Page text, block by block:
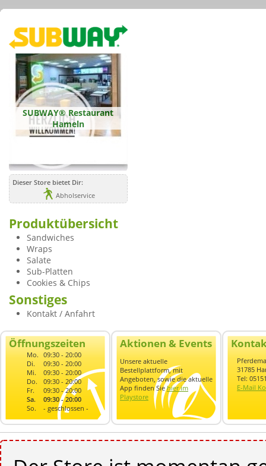
SUBWAY® Restaurant
Hameln
Dieser Store bietet Dir:
Abholservice
Produktübersicht
Sandwiches
Wraps
Salate
Sub-Platten
Cookies & Chips
Sonstiges
Kontakt / Anfahrt
Öffnungszeiten
Mo. 09:30 - 20:00
Di.
09:30 - 20:00
Mi.
09:30 - 20:00
Do.
09:30 - 20:00
Fr.
09:30 - 20:00
Sa.
09:30 - 20:00
So.
- geschlossen -
Aktionen & Events
Unsere aktuelle
Bestellplattform, mit
Angeboten, sowie die aktuelle
App finden Siehier im
Playstore
31785
Tel:
E-Mail